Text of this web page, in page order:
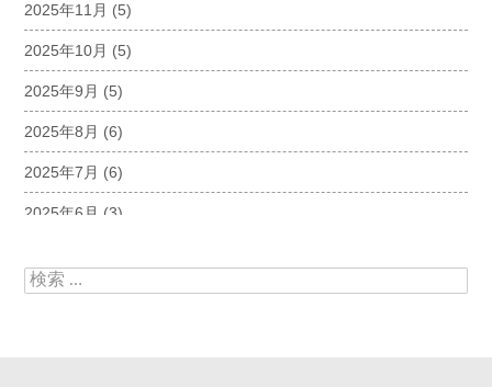
2025年11月 (5)
2025年10月 (5)
2025年9月 (5)
2025年8月 (6)
2025年7月 (6)
2025年6月 (3)
2025年4月(5)
検索: